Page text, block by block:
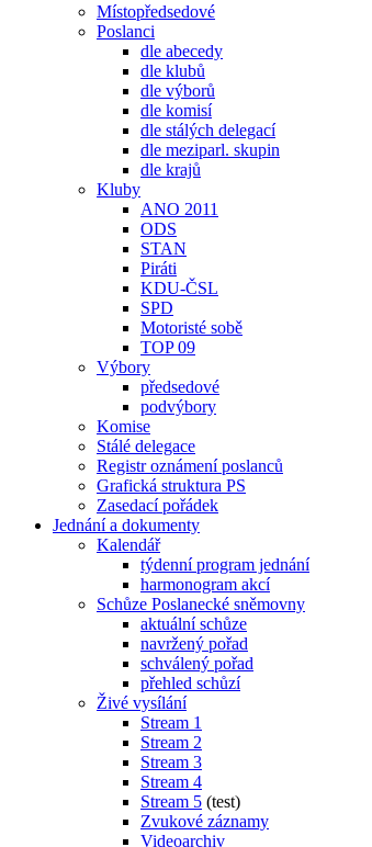
Místopředsedové
Poslanci
dle abecedy
dle klubů
dle výborů
dle komisí
dle stálých delegací
dle meziparl. skupin
dle krajů
Kluby
ANO 2011
ODS
STAN
Piráti
KDU-ČSL
SPD
Motoristé sobě
TOP 09
Výbory
předsedové
podvýbory
Komise
Stálé delegace
Registr oznámení poslanců
Grafická struktura PS
Zasedací pořádek
Jednání a dokumenty
Kalendář
týdenní program jednání
harmonogram akcí
Schůze Poslanecké sněmovny
aktuální schůze
navržený pořad
schválený pořad
přehled schůzí
Živé vysílání
Stream 1
Stream 2
Stream 3
Stream 4
Stream 5 (test)
Zvukové záznamy
Videoarchiv